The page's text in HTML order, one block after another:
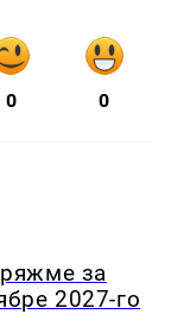
0 0
за
2027-го